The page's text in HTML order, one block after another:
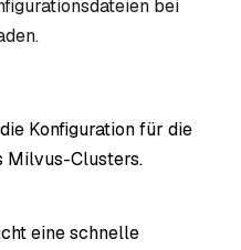
bei
Konfiguration für die
Milvus-Clusters.
eine schnelle